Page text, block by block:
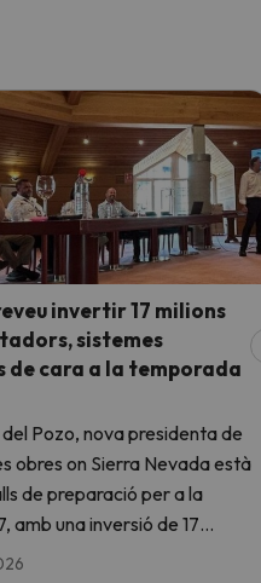
invertir 17 milions
sistemes
de cara a la temporada
Pozo, nova presidenta de
obres on Sierra Nevada està
de preparació per a la
una inversió de 17
de producció de neu,